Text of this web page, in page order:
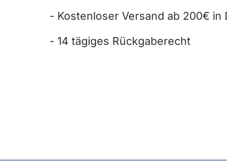
- Kostenloser Versand ab 200€
- 14 tägiges Rückgaberecht